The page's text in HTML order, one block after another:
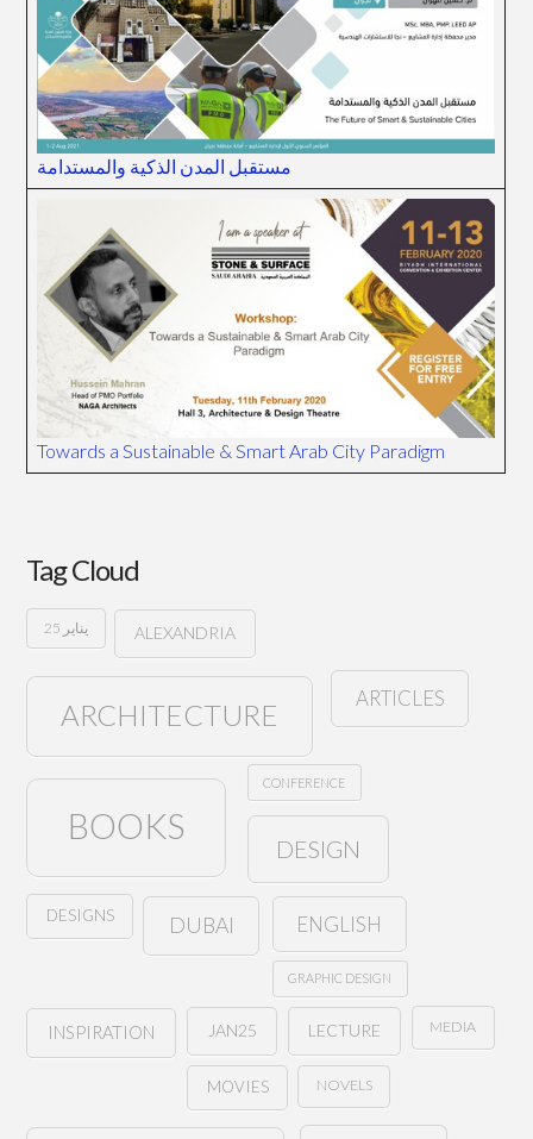
مستقبل المدن الذكية والمستدامة
Towards a Sustainable & Smart Arab City Paradigm
Tag Cloud
25 يناير ALEXANDRIA
ARCHITECTURE
ARTICLES
BOOKS
CONFERENCE
DESIGN
DESIGNS DUBAI ENGLISH
GRAPHIC DESIGN
INSPIRATION JAN25 LECTURE MEDIA
MOVIES NOVELS